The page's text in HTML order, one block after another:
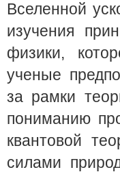
Вселенной
изучения
физики,
ученые
за рамки
пониманию
квантовой
силами